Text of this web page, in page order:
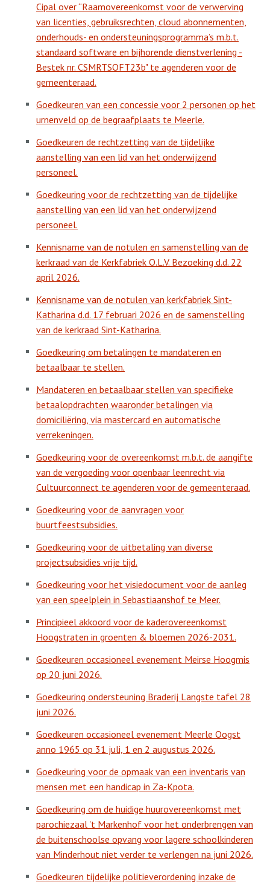
Cipal over “Raamovereenkomst voor de verwerving
van licenties, gebruiksrechten, cloud abonnementen,
onderhouds- en ondersteuningsprogramma’s m.b.t.
standaard software en bijhorende dienstverlening -
Bestek nr. CSMRTSOFT23b" te agenderen voor de
gemeenteraad.
Goedkeuren van een concessie voor 2 personen op het
urnenveld op de begraafplaats te Meerle.
Goedkeuren de rechtzetting van de tijdelijke
aanstelling van een lid van het onderwijzend
personeel.
Goedkeuring voor de rechtzetting van de tijdelijke
aanstelling van een lid van het onderwijzend
personeel.
Kennisname van de notulen en samenstelling van de
kerkraad van de Kerkfabriek O.L.V. Bezoeking d.d. 22
april 2026.
Kennisname van de notulen van kerkfabriek Sint-
Katharina d.d. 17 februari 2026 en de samenstelling
van de kerkraad Sint-Katharina.
Goedkeuring om betalingen te mandateren en
betaalbaar te stellen.
Mandateren en betaalbaar stellen van specifieke
betaalopdrachten waaronder betalingen via
domiciliëring, via mastercard en automatische
verrekeningen.
Goedkeuring voor de overeenkomst m.b.t. de aangifte
van de vergoeding voor openbaar leenrecht via
Cultuurconnect te agenderen voor de gemeenteraad.
Goedkeuring voor de aanvragen voor
buurtfeestsubsidies.
Goedkeuring voor de uitbetaling van diverse
projectsubsidies vrije tijd.
Goedkeuring voor het visiedocument voor de aanleg
van een speelplein in Sebastiaanshof te Meer.
Principieel akkoord voor de kaderovereenkomst
Hoogstraten in groenten & bloemen 2026-2031.
Goedkeuren occasioneel evenement Meirse Hoogmis
op 20 juni 2026.
Goedkeuring ondersteuning Braderij Langste tafel 28
juni 2026.
Goedkeuren occasioneel evenement Meerle Oogst
anno 1965 op 31 juli, 1 en 2 augustus 2026.
Goedkeuring voor de opmaak van een inventaris van
mensen met een handicap in Za-Kpota.
Goedkeuring om de huidige huurovereenkomst met
parochiezaal 't Markenhof voor het onderbrengen van
de buitenschoolse opvang voor lagere schoolkinderen
van Minderhout niet verder te verlengen na juni 2026.
Goedkeuren tijdelijke politieverordening inzake de